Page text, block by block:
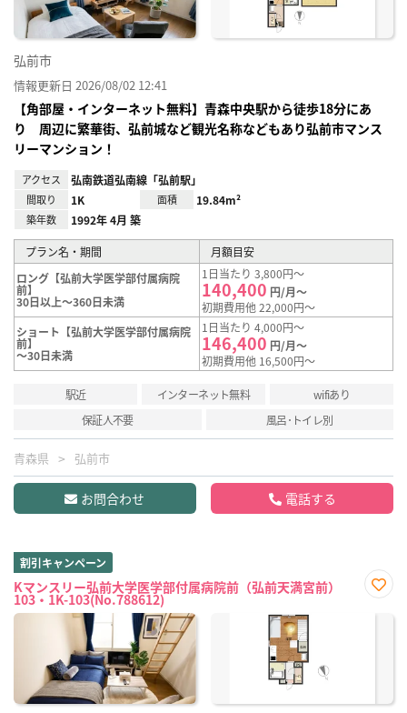
弘前市
情報更新日 2026/08/02 12:41
【角部屋・インターネット無料】青森中央駅から徒歩18分にあ
り 周辺に繁華街、弘前城など観光名称などもあり弘前市マンス
リーマンション！
アクセス 弘南鉄道弘南線「弘前駅」
間取り 1K 面積 19.84m²
築年数 1992年 4月 築
プラン名・期間
月額目安
ロング【弘前大学医学部付属病院
前】
30日以上～360日未満
1日当たり 3,800円～
140,400 円/月～
初期費用他 22,000円～
ショート【弘前大学医学部付属病院
前】
～30日未満
1日当たり 4,000円～
146,400 円/月～
初期費用他 16,500円～
駅近 インターネット無料
wifiあり
保証人不要
風呂･トイレ別
青森県 弘前市
お問合わせ 電話する
割引キャンペーン
Kマンスリー弘前大学医学部付属病院前（弘前天満宮前）
103・1K-103(No.788612)
に入